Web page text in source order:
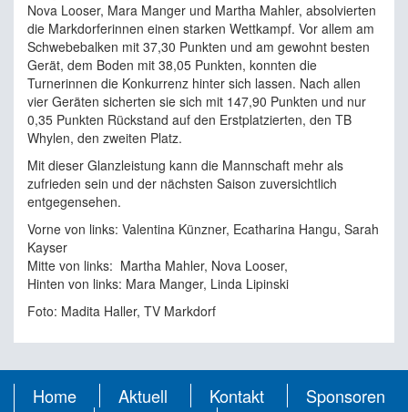
Nova Looser, Mara Manger und Martha Mahler, absolvierten
die Markdorferinnen einen starken Wettkampf. Vor allem am
Schwebebalken mit 37,30 Punkten und am gewohnt besten
Gerät, dem Boden mit 38,05 Punkten, konnten die
Turnerinnen die Konkurrenz hinter sich lassen. Nach allen
vier Geräten sicherten sie sich mit 147,90 Punkten und nur
0,35 Punkten Rückstand auf den Erstplatzierten, den TB
Whylen, den zweiten Platz.
Mit dieser Glanzleistung kann die Mannschaft mehr als
zufrieden sein und der nächsten Saison zuversichtlich
entgegensehen.
Vorne von links: Valentina Künzner, Ecatharina Hangu, Sarah
Kayser
Mitte von links: Martha Mahler, Nova Looser,
Hinten von links: Mara Manger, Linda Lipinski
Foto: Madita Haller, TV Markdorf
Home Aktuell Kontakt
Sponsoren